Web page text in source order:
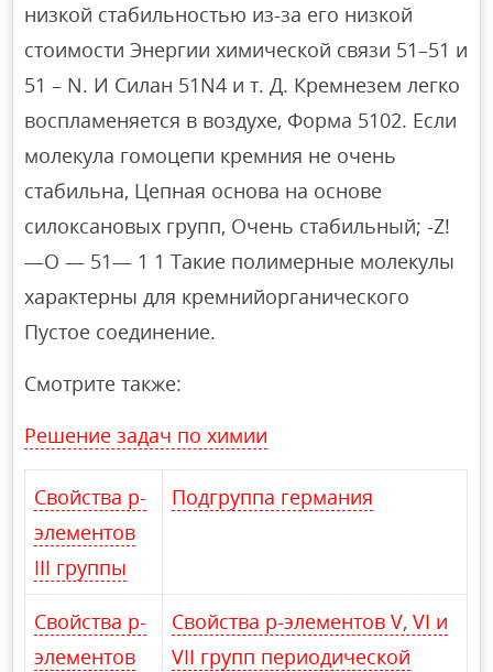
низкой стабильностью из-за его низкой
стоимости Энергии химической связи 51–51 и
51 – N. И Силан 51N4 и т. Д. Кремнезем легко
воспламеняется в воздухе, Форма 5102. Если
молекула гомоцепи кремния не очень
стабильна, Цепная основа на основе
силоксановых групп, Очень стабильный; -Z!
—O — 51— 1 1 Такие полимерные молекулы
характерны для кремнийорганического
Пустое соединение.
Смотрите также:
Решение задач по химии
Свойства p-
элементов
III группы
Подгруппа германия
Свойства p-
элементов
Свойства p-элементов V, VI и
VII групп периодической